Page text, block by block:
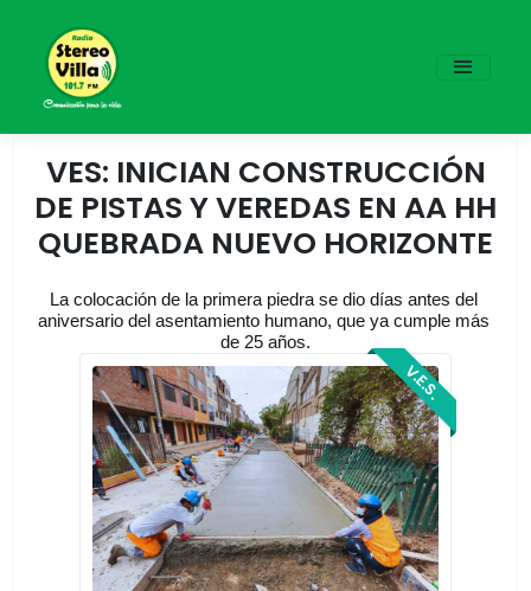
VES: INICIAN CONSTRUCCIÓN
DE PISTAS Y VEREDAS EN AA HH
QUEBRADA NUEVO HORIZONTE
La colocación de la primera piedra se dio días antes del
aniversario del asentamiento humano, que ya cumple más
de 25 años.
V.E.S.